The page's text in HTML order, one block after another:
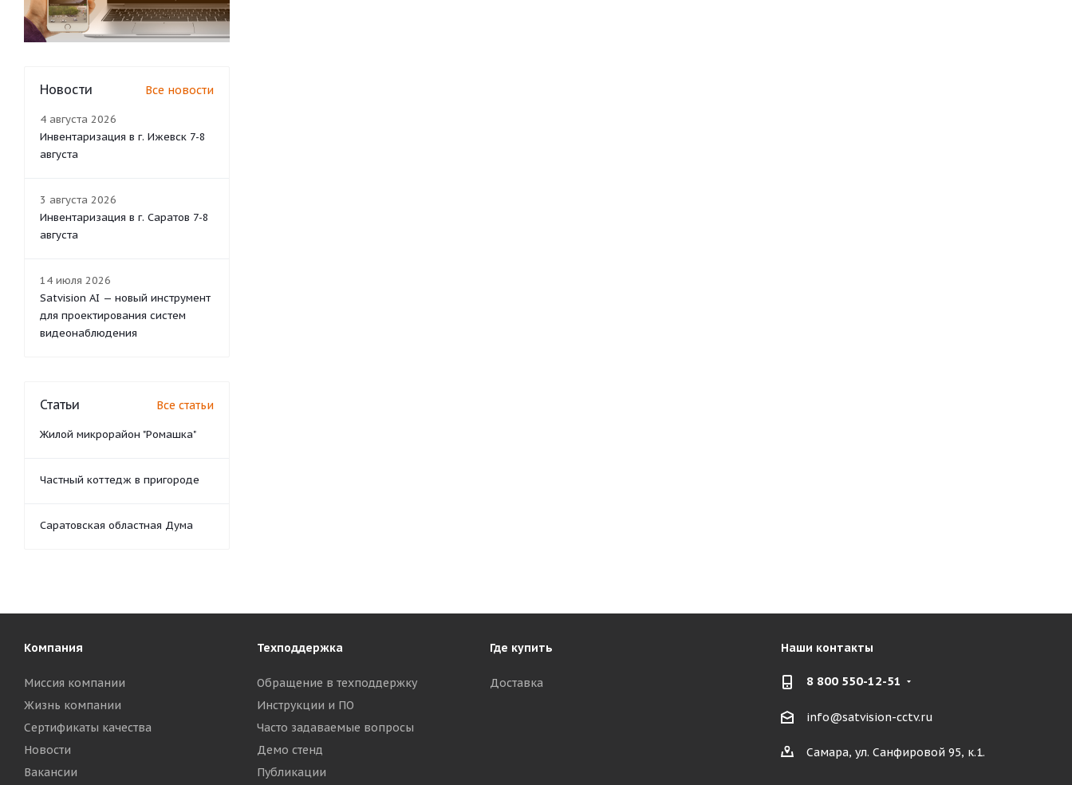
Новости Все новости
4 августа 2026
Инвентаризация в г. Ижевск 7-8
августа
3 августа 2026
Инвентаризация в г. Саратов 7-8
августа
14 июля 2026
Satvision AI — новый инструмент
для проектирования систем
видеонаблюдения
Статьи Все статьи
Жилой микрорайон "Ромашка"
Частный коттедж в пригороде
Саратовская областная Дума
Компания
Миссия компании
Жизнь компании
Сертификаты качества
Новости
Вакансии
Техподдержка
Обращение в техподдержку
Инструкции и ПО
Часто задаваемые вопросы
Демо стенд
Публикации
Где купить
Доставка
Наши контакты
8 800 550-12-51
info@satvision-cctv.ru
Самара, ул. Санфировой 95, к.1.